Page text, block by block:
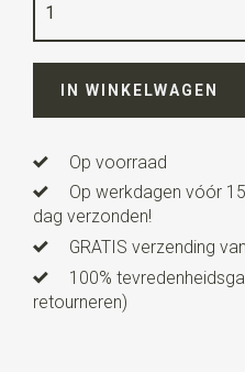
Kwaliteit
Lengte95 cm
IN WINKELWAGEN
Op voorraad
Op werkdagen vóór
dag verzonden!
GRATIS verzending
100%
retourneren)